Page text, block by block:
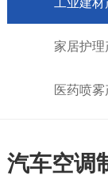
家居护
医药喷
汽车空调